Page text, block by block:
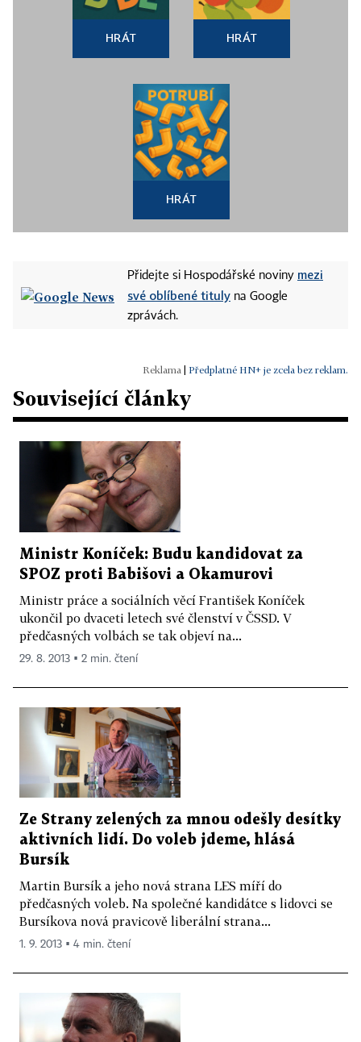
HRÁT HRÁT
HRÁT
Přidejte si Hospodářské noviny mezi
své oblíbené tituly na Google
zprávách.
Předplatné HN+ je zcela bez reklam.
Související články
Ministr Koníček: Budu kandidovat za
SPOZ proti Babišovi a Okamurovi
Ministr práce a sociálních věcí František Koníček
ukončil po dvaceti letech své členství v ČSSD. V
předčasných volbách se tak objeví na...
29. 8. 2013 ▪ 2 min. čtení
Ze Strany zelených za mnou odešly desítky
aktivních lidí. Do voleb jdeme, hlásá
Bursík
Martin Bursík a jeho nová strana LES míří do
předčasných voleb. Na společné kandidátce s lidovci se
Bursíkova nová pravicově liberální strana...
1. 9. 2013 ▪ 4 min. čtení